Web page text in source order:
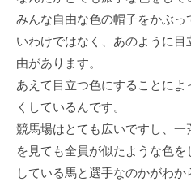
みんな自由な色の帽子をかぶ
いわけではなく、あのように
由があります。
あえて目立つ色にすることに
くしているんです。
競馬場はとても広いですし、
を見ても全員が似たような色
している馬と選手なのかがわ